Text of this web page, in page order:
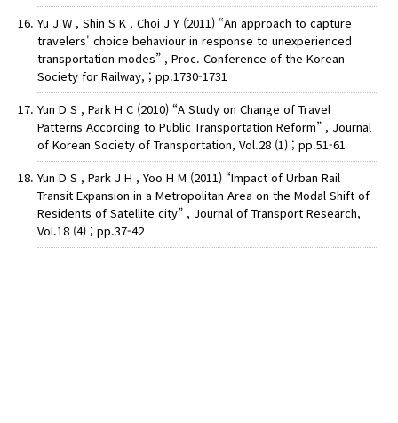
Yu J W , Shin S K , Choi J Y (2011) “An approach to capture
travelers' choice behaviour in response to unexperienced
transportation modes” , Proc. Conference of the Korean
Society for Railway, ; pp.1730-1731
Yun D S , Park H C (2010) “A Study on Change of Travel
Patterns According to Public Transportation Reform” , Journal
of Korean Society of Transportation, Vol.28 (1) ; pp.51-61
Yun D S , Park J H , Yoo H M (2011) “Impact of Urban Rail
Transit Expansion in a Metropolitan Area on the Modal Shift of
Residents of Satellite city” , Journal of Transport Research,
Vol.18 (4) ; pp.37-42